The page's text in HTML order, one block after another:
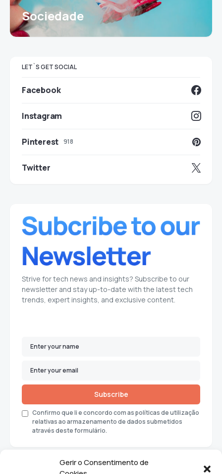
Gerir o Consentimento de
Sociedade
LET`S GET SOCIAL
Facebook
Instagram
Pinterest 918
Twitter
Strive for tech news and insights? Subscribe to our
newsletter and stay up-to-date with the latest tech
trends, expert insights, and exclusive content.
Subscribe
Confirmo que li e concordo com as políticas de utilização
relativas ao armazenamento de dados submetidos
através deste formulário.